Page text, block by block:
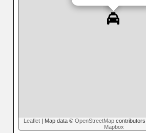
Leaflet | Map data © OpenStreetMap contributors,
Mapbox